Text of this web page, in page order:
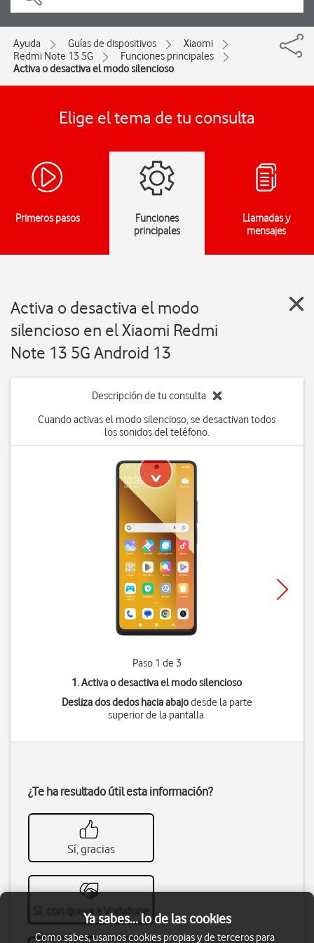
Ayuda Guías de dispositivos
Xiaomi
Redmi Note 13 5G
Funciones principales
Activa o desactiva el modo silencioso
Elige el tema de tu consulta
Primeros pasos
Funciones
principales
Llamadas y
mensajes
Activa o desactiva el modo
silencioso en el Xiaomi Redmi
Note 13 5G Android 13
Descripción de tu consulta
Cuando activas el modo silencioso, se desactivan todos
los sonidos del teléfono.
Paso 1 de 3
1. Activa o desactiva el modo silencioso
Desliza dos dedos hacia abajodesde la parte
superior de la pantalla.
¿Te ha resultado útil esta información?
Sí, gracias
Sí, con queja a Vodafone
Ya sabes... lo de las cookies
Como sabes, usamos cookies propias y de terceros para